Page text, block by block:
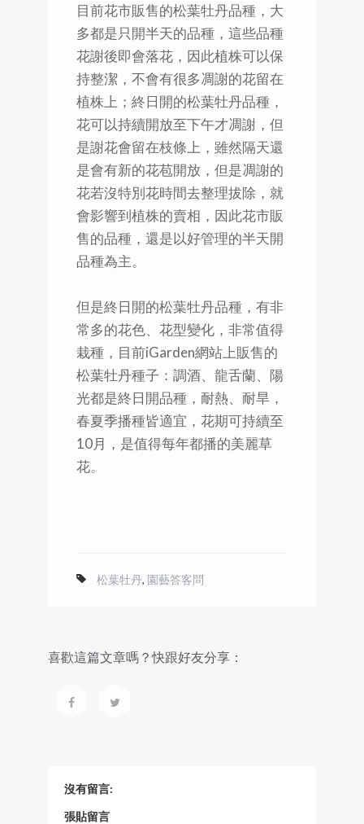
目前花市販售的松葉牡丹品種，大
多都是只開半天的品種，這些品種
花謝後即會落花，因此植株可以保
持整潔，不會有很多凋謝的花留在
植株上；終日開的松葉牡丹品種，
花可以持續開放至下午才凋謝，但
是謝花會留在枝條上，雖然隔天還
是會有新的花苞開放，但是凋謝的
花若沒特別花時間去整理拔除，就
會影響到植株的賣相，因此花市販
售的品種，還是以好管理的半天開
品種為主。
但是終日開的松葉牡丹品種，有非
常多的花色、花型變化，非常值得
栽種，目前iGarden網站上販售的
松葉牡丹種子：調酒、龍舌蘭、陽
光都是終日開品種，耐熱、耐旱，
春夏季播種皆適宜，花期可持續至
10月，是值得每年都播的美麗草
花。
松葉牡丹, 園藝答客問
喜歡這篇文章嗎？快跟好友分享：
沒有留言:
張貼留言